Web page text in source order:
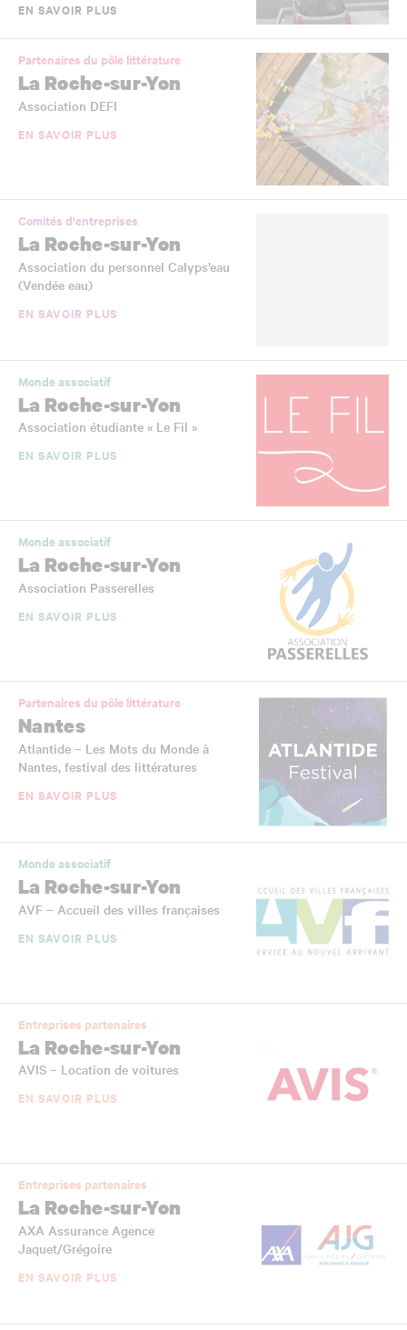
EN SAVOIR PLUS
Partenaires du pôle littérature
La Roche-sur-Yon
Association DEFI
EN SAVOIR PLUS
Comités d'entreprises
La Roche-sur-Yon
Association du personnel Calyps’eau
(Vendée eau)
EN SAVOIR PLUS
Monde associatif
La Roche-sur-Yon
Association étudiante « Le Fil »
EN SAVOIR PLUS
Monde associatif
La Roche-sur-Yon
Association Passerelles
EN SAVOIR PLUS
Partenaires du pôle littérature
Nantes
Atlantide – Les Mots du Monde à
Nantes, festival des littératures
EN SAVOIR PLUS
Monde associatif
La Roche-sur-Yon
AVF – Accueil des villes françaises
EN SAVOIR PLUS
Entreprises partenaires
La Roche-sur-Yon
AVIS – Location de voitures
EN SAVOIR PLUS
Entreprises partenaires
La Roche-sur-Yon
AXA Assurance Agence
Jaquet/Grégoire
EN SAVOIR PLUS